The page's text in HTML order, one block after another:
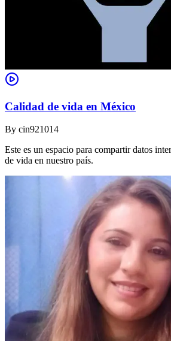
Calidad de vida en México
By cin921014
Este es un espacio para compartir datos
de vida en nuestro país.